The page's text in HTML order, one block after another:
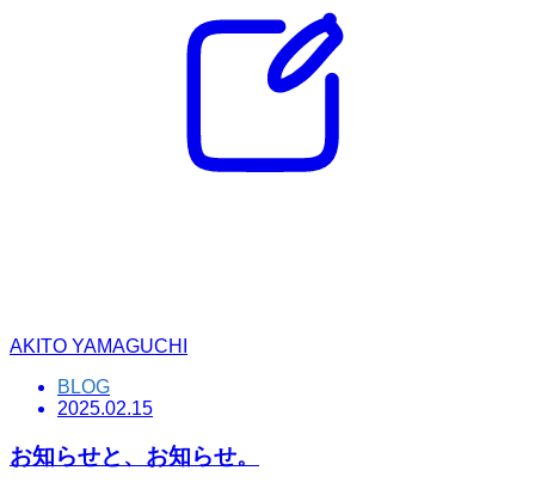
AKITO YAMAGUCHI
BLOG
2025.02.15
お知らせと、お知らせ。